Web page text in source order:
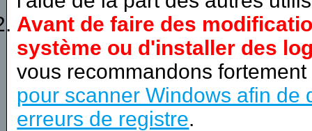
Avant de faire des
système ou d'installer des
vous recommandons
pour scanner Windows afin de
erreurs de registre.